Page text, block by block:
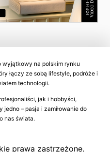
wyjątkowy na polskim rynku
łączy ze sobą lifestyle, podróże i
technologii.
jak i hobbyści,
jedno – pasja i zamiłowanie do
nas świata.
prawa zastrzeżone.